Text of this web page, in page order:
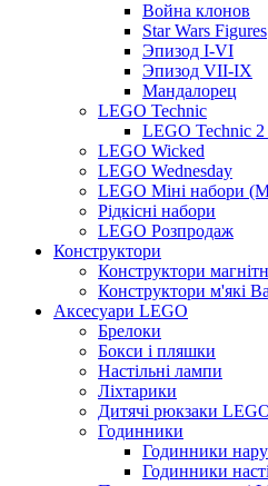
Война клонов
Star Wars Figures
Эпизод I-VI
Эпизод VII-IX
Мандалорец
LEGO Technic
LEGO Technic 2
LEGO Wicked
LEGO Wednesday
LEGO Міні набори
Рідкісні набори
LEGO Розпродаж
Конструктори
Конструктори
Конструктори м'які
Аксесуари LEGO
Брелоки
Бокси і пляшки
Настільні лампи
Ліхтарики
Дитячі рюкзаки
Годинники
Годинники
Годинники